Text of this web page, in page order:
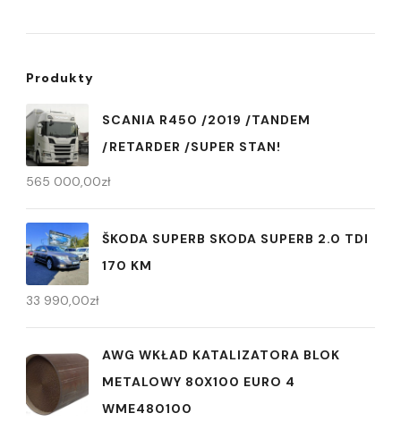
Produkty
SCANIA R450 /2019 /TANDEM
/RETARDER /SUPER STAN!
565 000,00zł
ŠKODA SUPERB SKODA SUPERB 2.0 TDI
170 KM
33 990,00zł
AWG WKŁAD KATALIZATORA BLOK
METALOWY 80X100 EURO 4
WME480100